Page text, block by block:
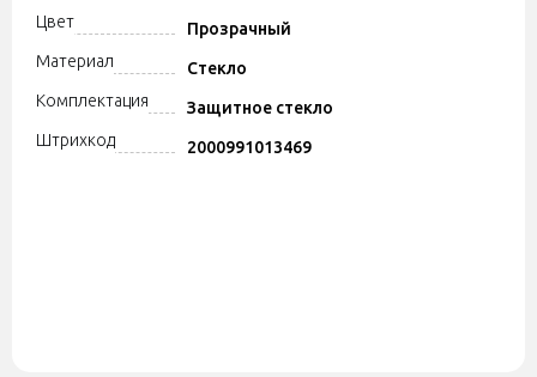
Цвет
Прозрачный
Материал
Стекло
Комплектация
Защитное стекло
Штрихкод
2000991013469